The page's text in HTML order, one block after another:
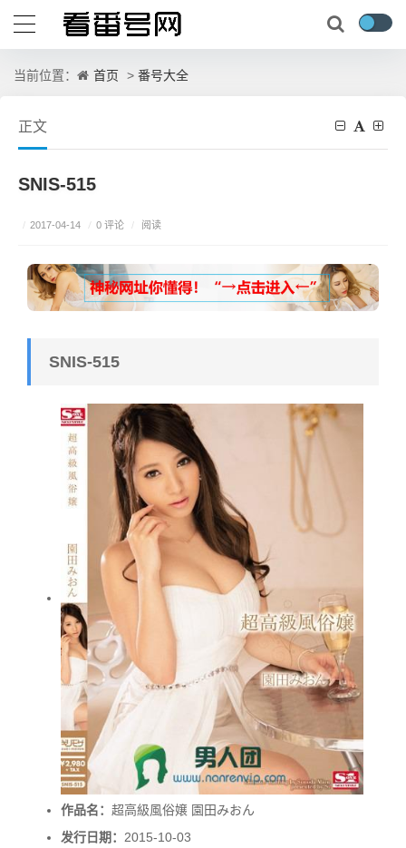
当前位置： 首页 > 番号大全
正文
SNIS-515
/ 2017-04-14 / 0 评论 / 阅读
SNIS-515
作品名： 超高級風俗嬢 園田みおん
发行日期： 2015-10-03